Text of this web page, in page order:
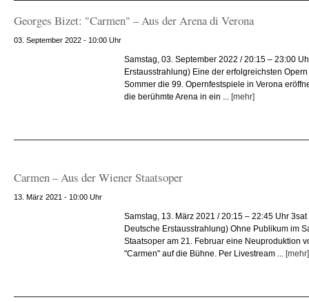
Georges Bizet: "Carmen" – Aus der Arena di Verona
03. September 2022 - 10:00 Uhr
Samstag, 03. September 2022 / 20:15 – 23:00
Erstausstrahlung) Eine der erfolgreichsten
Sommer die 99. Opernfestspiele in Verona
die berühmte Arena in ein ... [mehr]
Carmen – Aus der Wiener Staatsoper
13. März 2021 - 10:00 Uhr
Samstag, 13. März 2021 / 20:15 – 22:45 Uhr
Deutsche Erstausstrahlung) Ohne Publikum im
Staatsoper am 21. Februar eine Neuproduktion
"Carmen" auf die Bühne. Per Livestream ... [mehr]